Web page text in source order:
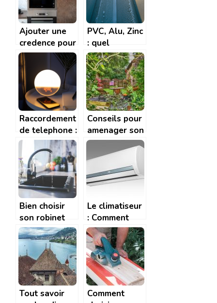
Ajouter une
credence pour
la cuisine: les
astuces pour
bien choisir sa
credence
PVC, Alu, Zinc
: quel
materiau pour
les gouttieres
? | Tendance
Travaux
Raccordement
de telephone :
comment faire
? A quel prix ?
Conseils pour
amenager son
jardin
Bien choisir
son robinet
pour
economiser de
l’eau
Le climatiseur
: Comment
trouver le bon
modele ?
Tout savoir
Comment